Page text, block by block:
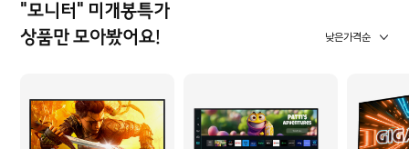
"모니터" 미개봉특가
상품만 모아봤어요!
낮은가격순